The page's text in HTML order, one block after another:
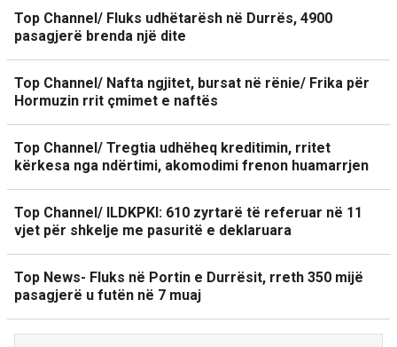
Top Channel/ Fluks udhëtarësh në Durrës, 4900
pasagjerë brenda një dite
Top Channel/ Nafta ngjitet, bursat në rënie/ Frika për
Hormuzin rrit çmimet e naftës
Top Channel/ Tregtia udhëheq kreditimin, rritet
kërkesa nga ndërtimi, akomodimi frenon huamarrjen
Top Channel/ ILDKPKI: 610 zyrtarë të referuar në 11
vjet për shkelje me pasuritë e deklaruara
Top News- Fluks në Portin e Durrësit, rreth 350 mijë
pasagjerë u futën në 7 muaj